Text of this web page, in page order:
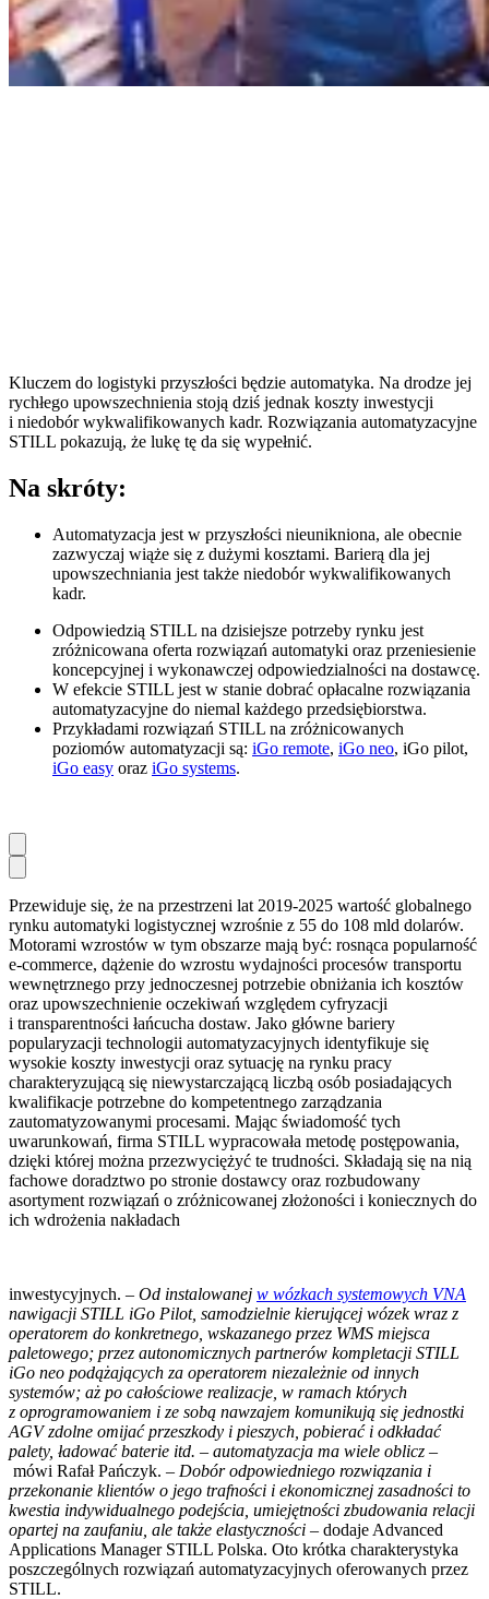
Kluczem do logistyki przyszłości będzie automatyka. Na drodze jej
rychłego upowszechnienia stoją dziś jednak koszty inwestycji
i niedobór wykwalifikowanych kadr. Rozwiązania automatyzacyjne
STILL pokazują, że lukę tę da się wypełnić.
Na skróty:
Automatyzacja jest w przyszłości nieunikniona, ale obecnie
zazwyczaj wiąże się z dużymi kosztami. Barierą dla jej
upowszechniania jest także niedobór wykwalifikowanych
kadr.
Odpowiedzią STILL na dzisiejsze potrzeby rynku jest
zróżnicowana oferta rozwiązań automatyki oraz przeniesienie
koncepcyjnej i wykonawczej odpowiedzialności na dostawcę.
W efekcie STILL jest w stanie dobrać opłacalne rozwiązania
automatyzacyjne do niemal każdego przedsiębiorstwa.
Przykładami rozwiązań STILL na zróżnicowanych
poziomów automatyzacji są: iGo remote, iGo neo, iGo pilot,
iGo easy oraz iGo systems.
Przewiduje się, że na przestrzeni lat 2019-2025 wartość globalnego
rynku automatyki logistycznej wzrośnie z 55 do 108 mld dolarów.
Motorami wzrostów w tym obszarze mają być: rosnąca popularność
e-commerce, dążenie do wzrostu wydajności procesów transportu
wewnętrznego przy jednoczesnej potrzebie obniżania ich kosztów
oraz upowszechnienie oczekiwań względem cyfryzacji
i transparentności łańcucha dostaw. Jako główne bariery
popularyzacji technologii automatyzacyjnych identyfikuje się
wysokie koszty inwestycji oraz sytuację na rynku pracy
charakteryzującą się niewystarczającą liczbą osób posiadających
kwalifikacje potrzebne do kompetentnego zarządzania
zautomatyzowanymi procesami. Mając świadomość tych
uwarunkowań, firma STILL wypracowała metodę postępowania,
dzięki której można przezwyciężyć te trudności. Składają się na nią
fachowe doradztwo po stronie dostawcy oraz rozbudowany
asortyment rozwiązań o zróżnicowanej złożoności i koniecznych do
ich wdrożenia nakładach
inwestycyjnych. – Od instalowanej w wózkach systemowych VNA
nawigacji STILL iGo Pilot, samodzielnie kierującej wózek wraz z
operatorem do konkretnego, wskazanego przez WMS miejsca
paletowego; przez autonomicznych partnerów kompletacji STILL
iGo neo podążających za operatorem niezależnie od innych
systemów; aż po całościowe realizacje, w ramach których
z oprogramowaniem i ze sobą nawzajem komunikują się jednostki
AGV zdolne omijać przeszkody i pieszych, pobierać i odkładać
palety, ładować baterie itd. – automatyzacja ma wiele oblicz –
mówi Rafał Pańczyk. – Dobór odpowiedniego rozwiązania i
przekonanie klientów o jego trafności i ekonomicznej zasadności to
kwestia indywidualnego podejścia, umiejętności zbudowania relacji
opartej na zaufaniu, ale także elastyczności – dodaje Advanced
Applications Manager STILL Polska. Oto krótka charakterystyka
poszczególnych rozwiązań automatyzacyjnych oferowanych przez
STILL.